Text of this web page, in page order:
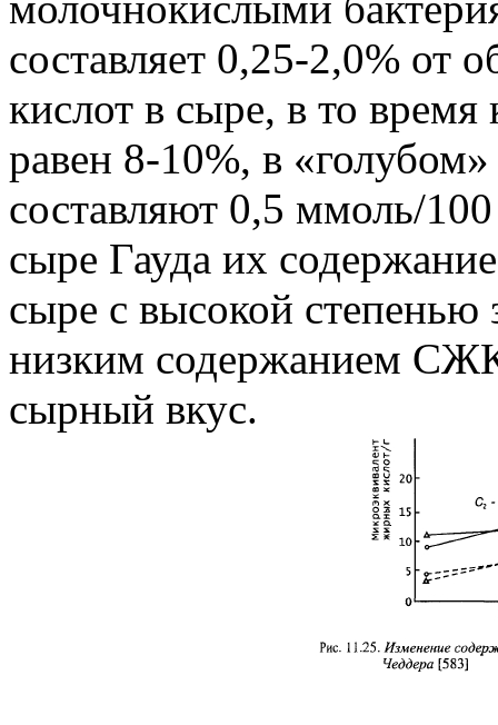
составляет 0,25-2,0% от
кислот в сыре, в то время
равен 8-10%, в
составляют 0,5 ммоль/
сыре Гауда их
сыре с высокой
низким содержанием
сырный вкус.